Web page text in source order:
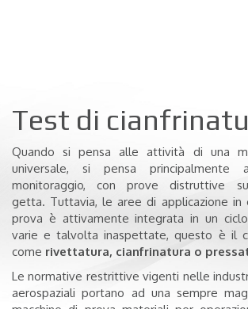
Test di
Quando si pensa alle attività di una
universale, si pensa principalmente
monitoraggio, con prove distruttive
getta. Tuttavia, le aree di applicazione in
prova è attivamente integrata in un
varie e talvolta inaspettate, questo è il
come rivettatura, cianfrinatura o
Le normative restrittive vigenti nelle
aerospaziali portano ad una sempre